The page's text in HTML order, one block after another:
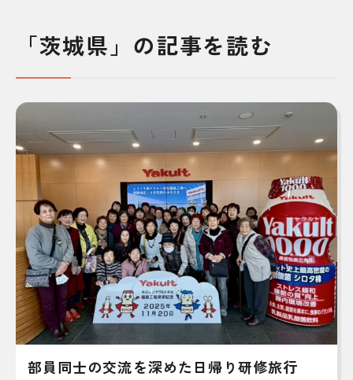
「茨城県」の記事を読む
部員同士の交流を深めた日帰り研修旅行